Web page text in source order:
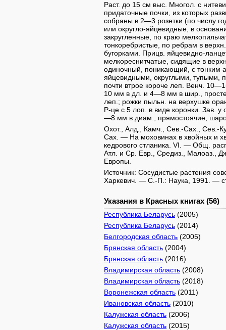
Раст. до 15 см выс. Многол. с
придаточные почки, из которых
собраны в 2—3 розетки (по числу
или округло-яйцевидные, в
закругленные, по краю
тонкоребристые, по ребрам в
бугорками. Прицв. яйцевидно-
мелкореснитчатые, сидящие в
одиночный, поникающий, с тонким
яйцевидными, округлыми, тупыми,
почти втрое короче леп. Венч.
10 мм в дл. и 4—8 мм в шир.,
леп.; рожки пыльн. на верхушке
Р-це с 5 лоп. в виде коронки. Зав.
—8 мм в диам., прямостоячие,
Охот., Алд., Камч., Сев.-Сах., Сев.-
Сах. — На моховинах в хвойных и
кедрового стланика. VI. — Общ.
Атл. и Ср. Евр., Средиз., Малоаз.,
Европы.
Источник: Сосудистые растения
Харкевич. — С.-П.: Наука, 1991. —
Указания в Красных книгах (56)
Республика Беларусь (2005)
Республика Беларусь (2014)
Белгородская область (2005)
Брянская область (2004)
Брянская область (2016)
Владимирская область (2008)
Владимирская область (2018)
Воронежская область (2011)
Ивановская область (2010)
Калужская область (2006)
Калужская область (2015)